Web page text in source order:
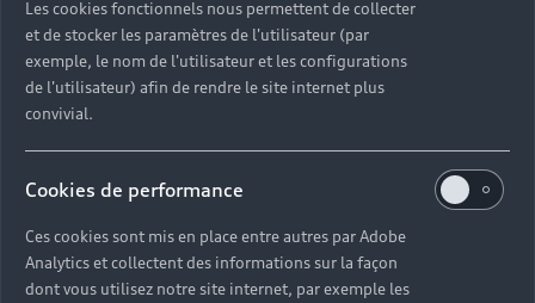
Les cookies fonctionnels nous permettent de collecter
et de stocker les paramètres de l'utilisateur (par
exemple, le nom de l'utilisateur et les configurations
de l'utilisateur) afin de rendre le site internet plus
convivial.
Cookies de performance
Ces cookies sont mis en place entre autres par Adobe
Analytics et collectent des informations sur la façon
dont vous utilisez notre site internet, par exemple les